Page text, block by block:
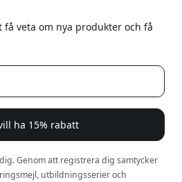
veta om nya produkter och få
ha 15% rabatt
Genom att registrera dig samtycker
utbildningsserier och